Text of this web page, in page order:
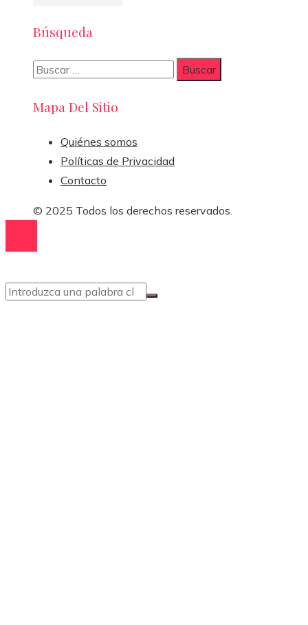
Búsqueda
Buscar:
Mapa Del Sitio
Quiénes somos
Políticas de Privacidad
Contacto
© 2025 Todos los derechos reservados.